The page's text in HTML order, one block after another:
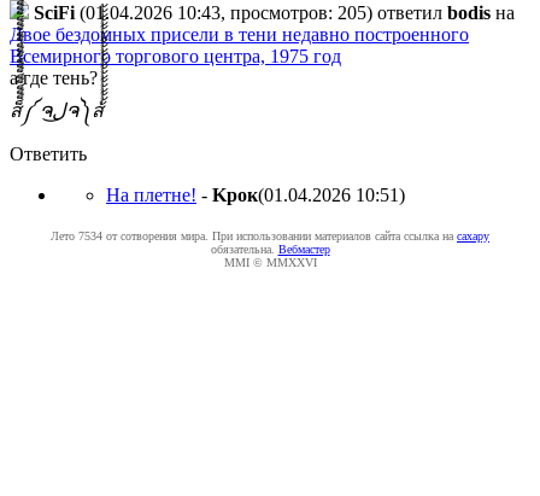
SciFi (01.04.2026 10:43, просмотров: 205) ответил bodis на
Двое бездомных присели в тени недавно построенного
Всемирного торгового центра, 1975 год
а где тень?
ส็็็็็็็็็็็็็็็็็็็็็็็็็༼ ຈل͜ຈ༽ส้้้้้้้้้้้้้้้้้้้้้้้
Ответить
На плетне! - Kpoк(01.04.2026 10:51)
Лето 7534 от сотворения мира. При использовании материалов сайта ссылка на caxapу
обязательна. Вебмастер
MMI © MMXXVI